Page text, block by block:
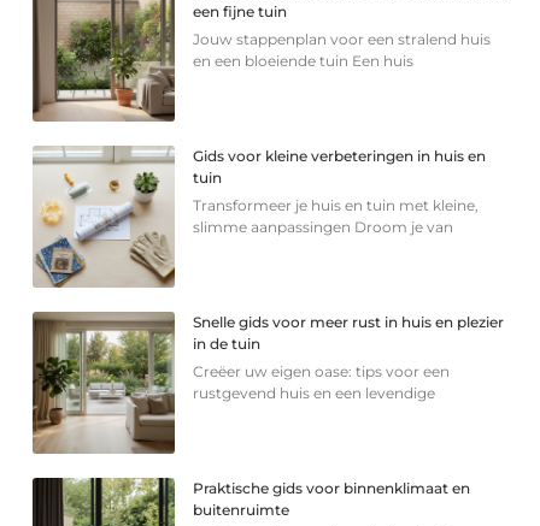
een fijne tuin
Jouw stappenplan voor een stralend huis
en een bloeiende tuin Een huis
Gids voor kleine verbeteringen in huis en
tuin
Transformeer je huis en tuin met kleine,
slimme aanpassingen Droom je van
Snelle gids voor meer rust in huis en plezier
in de tuin
Creëer uw eigen oase: tips voor een
rustgevend huis en een levendige
Praktische gids voor binnenklimaat en
buitenruimte